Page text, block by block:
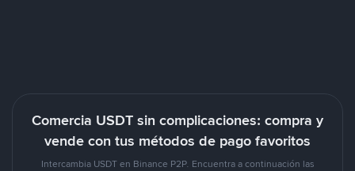
Comercia USDT sin complicaciones: compra y
vende con tus métodos de pago favoritos
Intercambia USDT en Binance P2P. Encuentra a continuación las